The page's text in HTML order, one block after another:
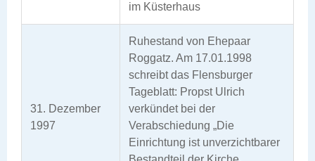
im Küsterhaus
31. Dezember
1997
Ruhestand von Ehepaar
Roggatz. Am 17.01.1998
schreibt das Flensburger
Tageblatt: Propst Ulrich
verkündet bei der
Verabschiedung „Die
Einrichtung ist unverzichtbarer